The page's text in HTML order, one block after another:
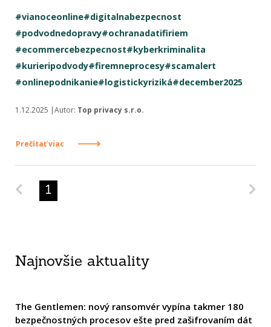
#vianoceonline#digitalnabezpecnost
#podvodnedopravy#ochranadatifiriem
#ecommercebezpecnost#kyberkriminalita
#kurieripodvody#firemneprocesy#scamalert
#onlinepodnikanie#logistickyriziká#december2025
1.12.2025 |Autor: Top privacy s.r.o.
Prečítať viac
Predchádzajúca strana
1
Najnovšie aktuality
The Gentlemen: nový ransomvér vypína takmer 180
bezpečnostných procesov ešte pred zašifrovaním dát